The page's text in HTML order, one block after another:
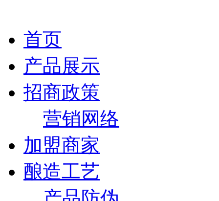
首页
产品展示
招商政策
营销网络
加盟商家
酿造工艺